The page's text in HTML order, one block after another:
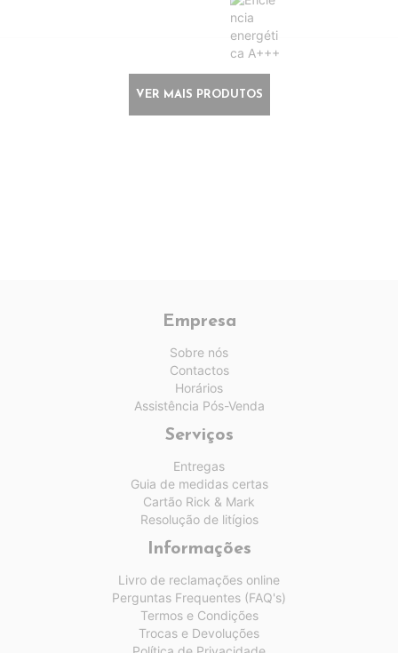
VER MAIS PRODUTOS
Empresa
Sobre nós
Contactos
Horários
Assistência Pós-Venda
Serviços
Entregas
Guia de medidas certas
Cartão Rick & Mark
Resolução de litígios
Informações
Livro de reclamações online
Perguntas Frequentes (FAQ's)
Termos e Condições
Trocas e Devoluções